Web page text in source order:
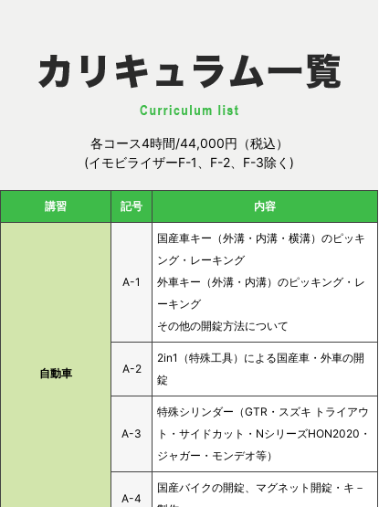
各コース4時間/44,000円（税込）
(イモビライザーF-1、F-2、F-3除く)
講習 記号 内容
自動車
A-1
国産車キー（外溝・内溝・横溝）のピッキ
ング・レーキング
外車キー（外溝・内溝）のピッキング・レ
ーキング
その他の開錠方法について
A-2
2in1（特殊工具）による国産車・外車の開
錠
A-3
特殊シリンダー（GTR・スズキ トライアウ
ト・サイドカット・NシリーズHON2020・
ジャガー・モンデオ等）
A-4
国産バイクの開錠、マグネット開錠・キ－